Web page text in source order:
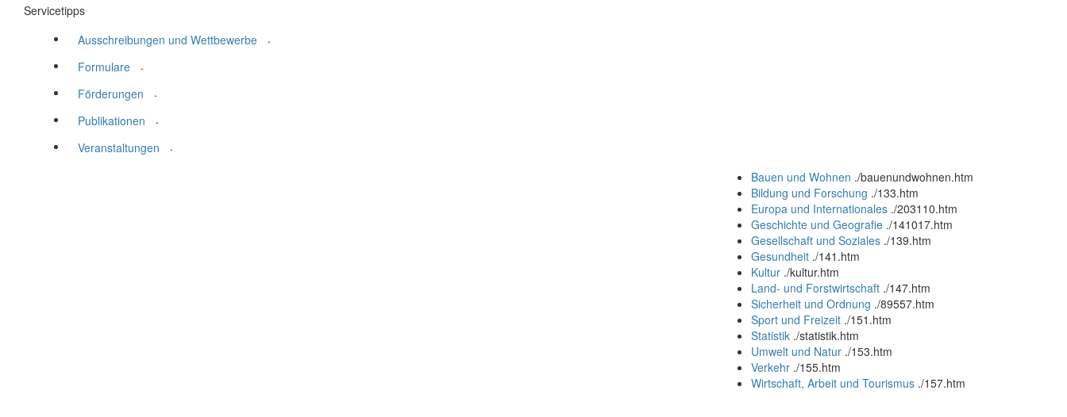
Servicetipps
Ausschreibungen und Wettbewerbe
.
Formulare
.
Förderungen
.
Publikationen
.
Veranstaltungen
.
Bauen und Wohnen ./bauenundwohnen.htm
Bildung und Forschung ./133.htm
Europa und Internationales ./203110.htm
Geschichte und Geografie ./141017.htm
Gesellschaft und Soziales ./139.htm
Gesundheit ./141.htm
Kultur ./kultur.htm
Land- und Forstwirtschaft ./147.htm
Sicherheit und Ordnung ./89557.htm
Sport und Freizeit ./151.htm
Statistik ./statistik.htm
Umwelt und Natur ./153.htm
Verkehr ./155.htm
Wirtschaft, Arbeit und Tourismus ./157.htm